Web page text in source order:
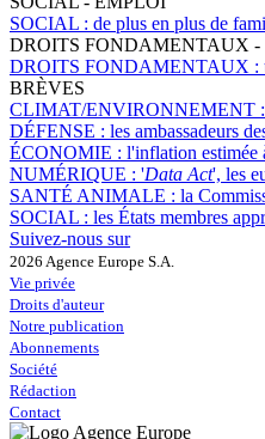
SOCIAL : de plus en plus de
DROITS FONDAMENTAUX -
DROITS FONDAMENTAUX :
BRÈVES
CLIMAT/ENVIRONNEMENT :
DÉFENSE : les ambassadeurs
ÉCONOMIE : l'inflation estimée
NUMÉRIQUE : 'Data Act', les
SANTÉ ANIMALE : la
SOCIAL : les États membres
Suivez-nous sur
2026 Agence Europe S.A.
Vie privée
Droits d'auteur
Notre publication
Abonnements
Société
Rédaction
Contact